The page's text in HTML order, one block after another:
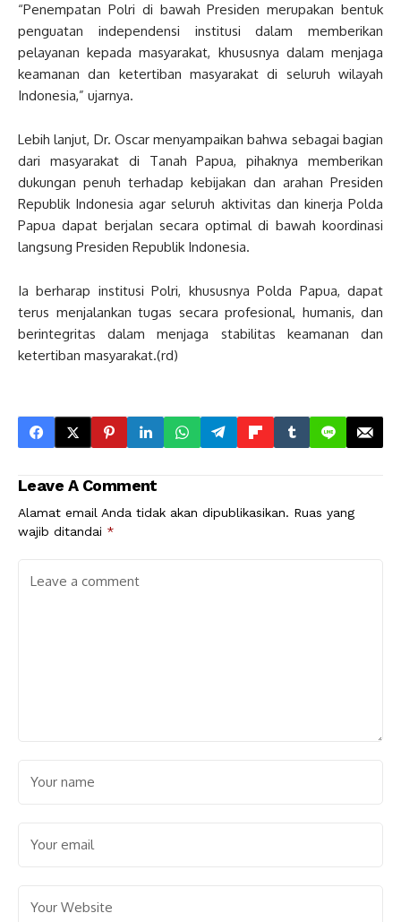
“Penempatan Polri di bawah Presiden merupakan bentuk
penguatan independensi institusi dalam memberikan
pelayanan kepada masyarakat, khususnya dalam menjaga
keamanan dan ketertiban masyarakat di seluruh wilayah
Indonesia,” ujarnya.
Lebih lanjut, Dr. Oscar menyampaikan bahwa sebagai bagian
dari masyarakat di Tanah Papua, pihaknya memberikan
dukungan penuh terhadap kebijakan dan arahan Presiden
Republik Indonesia agar seluruh aktivitas dan kinerja Polda
Papua dapat berjalan secara optimal di bawah koordinasi
langsung Presiden Republik Indonesia.
Ia berharap institusi Polri, khususnya Polda Papua, dapat
terus menjalankan tugas secara profesional, humanis, dan
berintegritas dalam menjaga stabilitas keamanan dan
ketertiban masyarakat.(rd)
Leave A Comment
Alamat email Anda tidak akan dipublikasikan. Ruas yang
wajib ditandai *